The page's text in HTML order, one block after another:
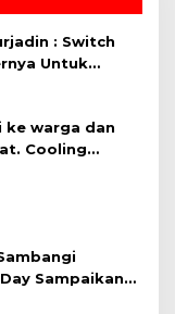
: Switch
Untuk
ke warga dan
Cooling
Rumbai,
Sampaikan
&